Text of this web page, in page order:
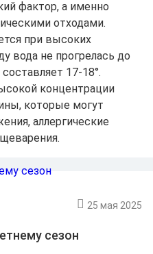
фактор, а именно
отходами.
при высоких
вода не прогрелась до
17-18°.
концентрации
которые могут
аллергические
25 мая 2025
сезон